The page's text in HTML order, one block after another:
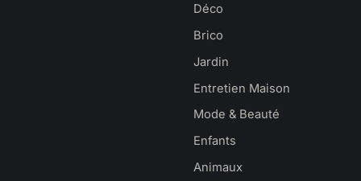
Déco
Brico
Jardin
Entretien Maison
Mode & Beauté
Enfants
Animaux